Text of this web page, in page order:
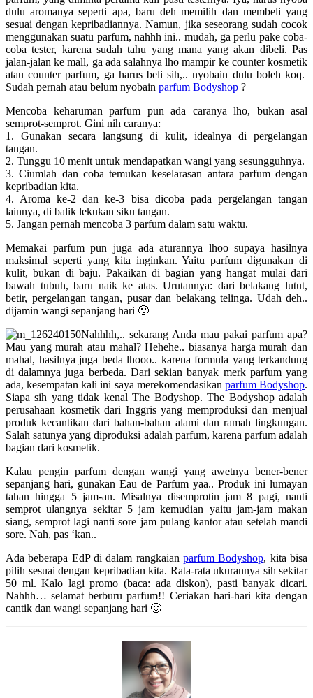
dulu aromanya seperti apa, baru deh memilih dan membeli yang
sesuai dengan kepribadiannya. Namun, jika seseorang sudah cocok
menggunakan suatu parfum, nahhh ini.. mudah, ga perlu pake coba-
coba tester, karena sudah tahu yang mana yang akan dibeli. Pas
jalan-jalan ke mall, ga ada salahnya lho mampir ke counter kosmetik
atau counter parfum, ga harus beli sih,.. nyobain dulu boleh koq.
Sudah pernah atau belum nyobain parfum Bodyshop ?
Mencoba keharuman parfum pun ada caranya lho, bukan asal
semprot-semprot. Gini nih caranya:
1. Gunakan secara langsung di kulit, idealnya di pergelangan
tangan.
2. Tunggu 10 menit untuk mendapatkan wangi yang sesungguhnya.
3. Ciumlah dan coba temukan keselarasan antara parfum dengan
kepribadian kita.
4. Aroma ke-2 dan ke-3 bisa dicoba pada pergelangan tangan
lainnya, di balik lekukan siku tangan.
5. Jangan pernah mencoba 3 parfum dalam satu waktu.
Memakai parfum pun juga ada aturannya lhoo supaya hasilnya
maksimal seperti yang kita inginkan. Yaitu parfum digunakan di
kulit, bukan di baju. Pakaikan di bagian yang hangat mulai dari
bawah tubuh, baru naik ke atas. Urutannya: dari belakang lutut,
betir, pergelangan tangan, pusar dan belakang telinga. Udah deh..
dijamin wangi sepanjang hari 🙂
Nahhhh,.. sekarang Anda mau pakai parfum apa?
Mau yang murah atau mahal? Hehehe.. biasanya harga murah dan
mahal, hasilnya juga beda lhooo.. karena formula yang terkandung
di dalamnya juga berbeda. Dari sekian banyak merk parfum yang
ada, kesempatan kali ini saya merekomendasikan parfum Bodyshop.
Siapa sih yang tidak kenal The Bodyshop. The Bodyshop adalah
perusahaan kosmetik dari Inggris yang memproduksi dan menjual
produk kecantikan dari bahan-bahan alami dan ramah lingkungan.
Salah satunya yang diproduksi adalah parfum, karena parfum adalah
bagian dari kosmetik.
Kalau pengin parfum dengan wangi yang awetnya bener-bener
sepanjang hari, gunakan Eau de Parfum yaa.. Produk ini lumayan
tahan hingga 5 jam-an. Misalnya disemprotin jam 8 pagi, nanti
semprot ulangnya sekitar 5 jam kemudian yaitu jam-jam makan
siang, semprot lagi nanti sore jam pulang kantor atau setelah mandi
sore. Nah, pas ‘kan..
Ada beberapa EdP di dalam rangkaian parfum Bodyshop, kita bisa
pilih sesuai dengan kepribadian kita. Rata-rata ukurannya sih sekitar
50 ml. Kalo lagi promo (baca: ada diskon), pasti banyak dicari.
Nahhh… selamat berburu parfum!! Ceriakan hari-hari kita dengan
cantik dan wangi sepanjang hari 🙂